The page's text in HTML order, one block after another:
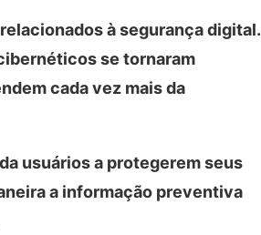
à segurança digital.
se tornaram
cada vez mais da
usuários a protegerem seus
a informação preventiva